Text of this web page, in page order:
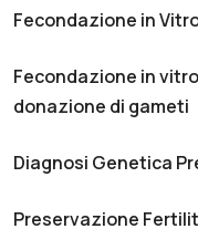
Fecondazione in
Fecondazione in
donazione di gameti
Diagnosi Genetica
Preservazione